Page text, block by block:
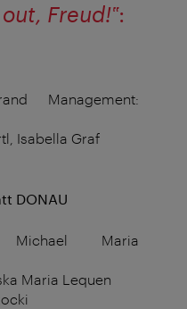
Freud!‟:
Management:
Isabella Graf
DONAU
Michael Maria
Maria Lequen